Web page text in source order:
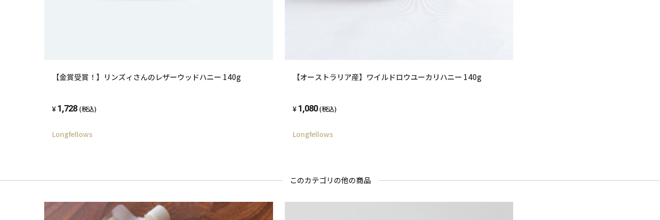
【金賞受賞！】リンズィさんのレザーウッドハニー 140g
1,728 (税込)
Longfellows
【オーストラリア産】ワイルドロウユーカリハニー 140g
1,080 (税込)
Longfellows
このカテゴリの他の商品